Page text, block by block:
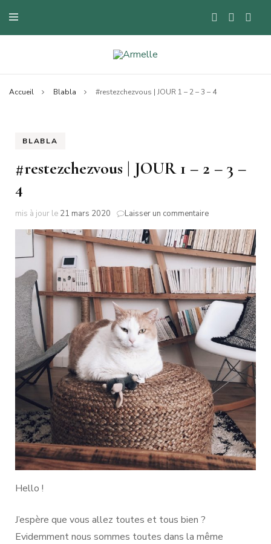
Armelle
Blog mode à Nantes, lifestyle, beauté et bons plans.
Accueil Blabla #restezchezvous | JOUR 1 – 2 – 3 – 4
BLABLA
#restezchezvous | JOUR 1 – 2 – 3 –
4
mis à jour le 21 mars 2020 Laisser un commentairesur
|
JOUR
1
–
2
–
3
Hello !
J’espère que vous allez toutes et tous bien ?
Evidemment nous sommes toutes dans la même